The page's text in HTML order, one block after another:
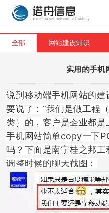
全部 网站建设知识
实用的手机
说到移动端手机网站的
要说了：“我们是做工程
类）的，客户是企业都是
手机网站简单copy一下
吗？下面是南宁桂之邦工
调整时候的聊天截图：